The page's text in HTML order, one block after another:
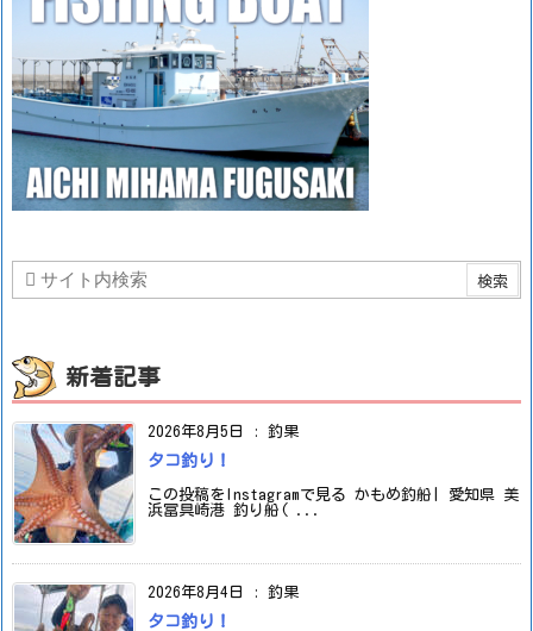
新着記事
2026年8月5日 : 釣果
タコ釣り！
この投稿をInstagramで見る かもめ釣船| 愛知県 美
浜冨具崎港 釣り船( ...
2026年8月4日 : 釣果
タコ釣り！